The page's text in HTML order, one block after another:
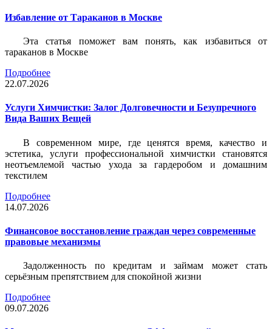
Избавление от Тараканов в Москве
Эта статья поможет вам понять, как избавиться от
тараканов в Москве
Подробнее
22.07.2026
Услуги Химчистки: Залог Долговечности и Безупречного
Вида Ваших Вещей
В современном мире, где ценятся время, качество и
эстетика, услуги профессиональной химчистки становятся
неотъемлемой частью ухода за гардеробом и домашним
текстилем
Подробнее
14.07.2026
Финансовое восстановление граждан через современные
правовые механизмы
Задолженность по кредитам и займам может стать
серьёзным препятствием для спокойной жизни
Подробнее
09.07.2026